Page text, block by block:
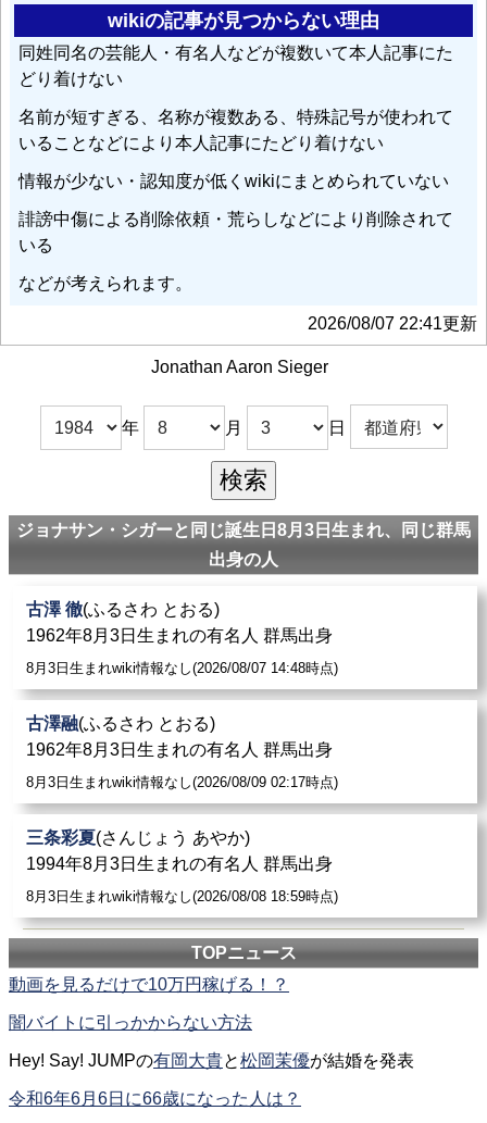
wikiの記事が見つからない理由
同姓同名の芸能人・有名人などが複数いて本人記事にた
どり着けない
名前が短すぎる、名称が複数ある、特殊記号が使われて
いることなどにより本人記事にたどり着けない
情報が少ない・認知度が低くwikiにまとめられていない
誹謗中傷による削除依頼・荒らしなどにより削除されて
いる
などが考えられます。
2026/08/07 22:41更新
Jonathan Aaron Sieger
年 月 日
ジョナサン・シガーと同じ誕生日8月3日生まれ、同じ群馬
出身の人
古澤 徹(ふるさわ とおる)
1962年8月3日生まれの有名人 群馬出身
8月3日生まれwiki情報なし(2026/08/07 14:48時点)
古澤融(ふるさわ とおる)
1962年8月3日生まれの有名人 群馬出身
8月3日生まれwiki情報なし(2026/08/09 02:17時点)
三条彩夏(さんじょう あやか)
1994年8月3日生まれの有名人 群馬出身
8月3日生まれwiki情報なし(2026/08/08 18:59時点)
TOPニュース
動画を見るだけで10万円稼げる！？
闇バイトに引っかからない方法
Hey! Say! JUMPの有岡大貴と松岡茉優が結婚を発表
令和6年6月6日に66歳になった人は？